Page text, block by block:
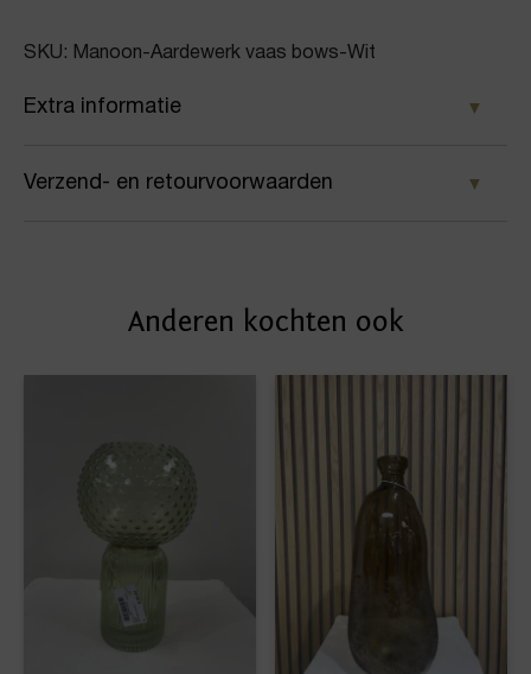
SKU: Manoon-Aardewerk vaas bows-Wit
Extra informatie
Kleur
Verzend- en retourvoorwaarden
afleveradres. Voor geplaatste bestellingen geldt bij
Anderen kochten ook